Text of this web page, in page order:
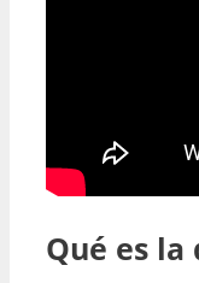
Qué es